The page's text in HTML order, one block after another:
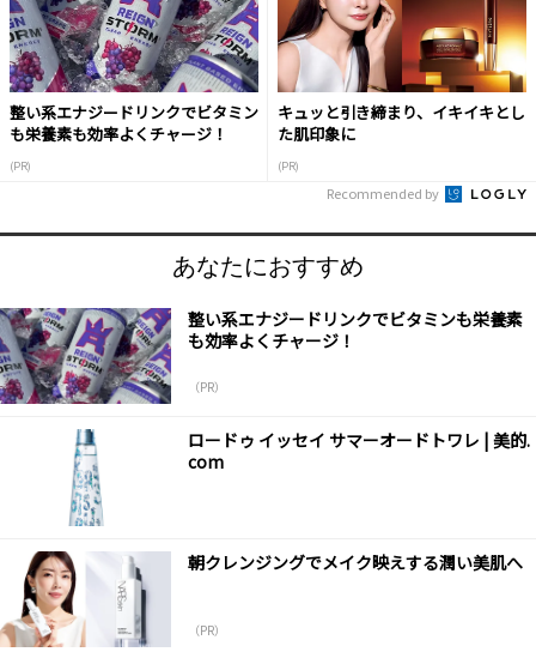
整い系エナジードリンクでビタミン
も栄養素も効率よくチャージ！
(PR)
キュッと引き締まり、イキイキとし
た肌印象に
(PR)
Recommended by
あなたにおすすめ
整い系エナジードリンクでビタミンも栄養素
も効率よくチャージ！
（PR）
ロードゥ イッセイ サマーオードトワレ | 美的.
com
朝クレンジングでメイク映えする潤い美肌へ
（PR）